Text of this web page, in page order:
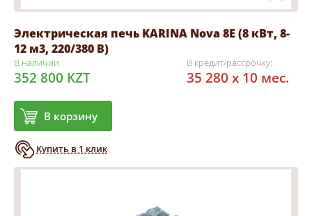
Электрическая печь KARINA Nova 8Е (8 кВт, 8-
12 м3, 220/380 В)
В наличии
352 800 KZT
В корзину
Купить в 1 клик
В кредит/рассрочку:
35 280 x 10 мес.